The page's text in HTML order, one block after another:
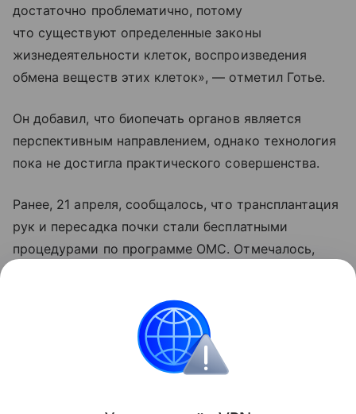
достаточно проблематично, потому
что существуют определенные законы
жизнедеятельности клеток, воспроизведения
обмена веществ этих клеток», — отметил Готье.
Он добавил, что биопечать органов является
перспективным направлением, однако технология
пока не достигла практического совершенства.
Ранее, 21 апреля, сообщалось, что трансплантация
рук и пересадка почки стали бесплатными
процедурами по программе ОМС. Отмечалось,
522 — по пересадке сердца.